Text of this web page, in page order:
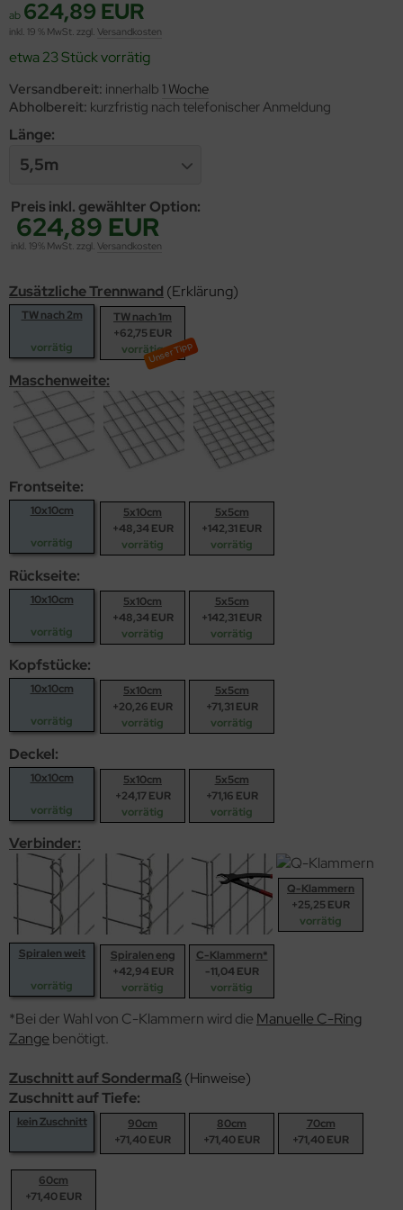
ab 624,89 EUR
inkl. 19 % MwSt. zzgl. Versandkosten
etwa 23 Stück vorrätig
Versandbereit: innerhalb 1 Woche
Abholbereit: kurzfristig nach telefonischer Anmeldung
Länge:
5,5m
Preis inkl. gewählter Option:
624,89 EUR
inkl. 19% MwSt. zzgl. Versandkosten
Zusätzliche Trennwand (Erklärung)
TW nach 2m
vorrätig
TW nach 1m
+62,75 EUR
vorrätig
Maschenweite:
Frontseite:
10x10cm
vorrätig
5x10cm
+48,34 EUR
vorrätig
5x5cm
+142,31 EUR
vorrätig
Rückseite:
10x10cm
vorrätig
5x10cm
+48,34 EUR
vorrätig
5x5cm
+142,31 EUR
vorrätig
Kopfstücke:
10x10cm
vorrätig
5x10cm
+20,26 EUR
vorrätig
5x5cm
+71,31 EUR
vorrätig
Deckel:
10x10cm
vorrätig
5x10cm
+24,17 EUR
vorrätig
5x5cm
+71,16 EUR
vorrätig
Verbinder:
Spiralen weit
vorrätig
Spiralen eng
+42,94 EUR
vorrätig
C-Klammern*
-11,04 EUR
vorrätig
Q-Klammern
+25,25 EUR
vorrätig
*Bei der Wahl von C-Klammern wird die Manuelle C-Ring
Zange benötigt.
Zuschnitt auf Sondermaß(Hinweise)
Zuschnitt auf Tiefe:
kein Zuschnitt
90cm
+71,40 EUR
80cm
+71,40 EUR
70cm
+71,40 EUR
60cm
+71,40 EUR